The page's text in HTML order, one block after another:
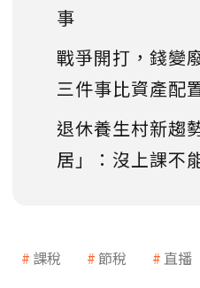
事
戰爭開打，錢變
三件事比資產配
退休養生村新趨
居」：沒上課不
課稅 節稅 直播